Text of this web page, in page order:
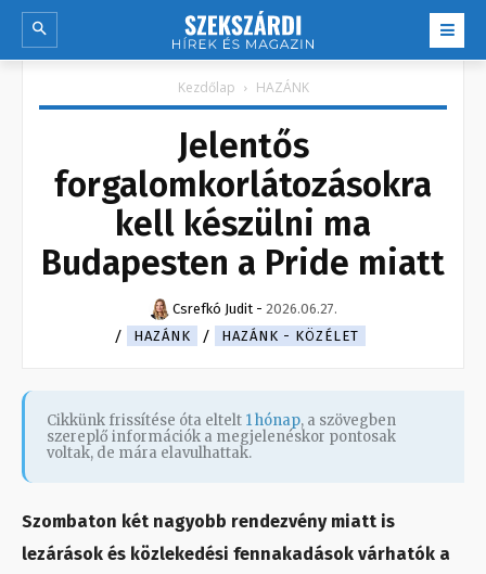
Kezdőlap HAZÁNK
Jelentős
forgalomkorlátozásokra
kell készülni ma
Budapesten a Pride miatt
Csrefkó Judit - 2026.06.27.
HAZÁNK
HAZÁNK - KÖZÉLET
Cikkünk frissítése óta eltelt 1 hónap, a szövegben
szereplő információk a megjelenéskor pontosak
voltak, de mára elavulhattak.
Szombaton két nagyobb rendezvény miatt is
lezárások és közlekedési fennakadások várhatók a